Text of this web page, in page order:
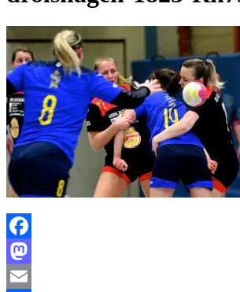
Facebook
Mastodon